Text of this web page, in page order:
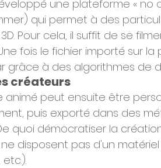
une plateforme « no
qui permet à des
Pour cela, il suffit de se
fois le fichier importé sur
grâce à des algorithmes de
créateurs
animé peut ensuite être
puis exporté dans des
quoi démocratiser la
disposent pas d'un